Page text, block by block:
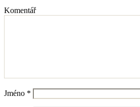
Komentář
Jméno *